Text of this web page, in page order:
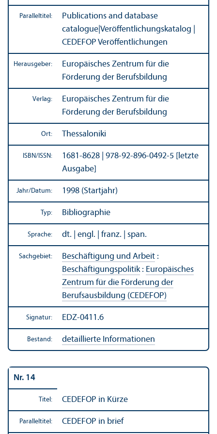
Paralleltitel:
Publications and database
catalogue Veröffentlichungs­katalog |
CEDEFOP Veröffentlichungen
Herausgeber:
Europäisches Zentrum für die
Förderung der Berufsbildung
Verlag:
Europäisches Zentrum für die
Förderung der Berufsbildung
Ort: Thessaloniki
ISBN/ISSN:
1681-8628 | 978-92-896-0492-5 [letzte
Ausgabe]
Jahr/Datum: 1998 (Startjahr)
Typ: Bibliographie
Sprache: dt. | engl. | franz. | span.
Sachgebiet: Beschäftigung und Arbeit :
Beschäftigungs­politik: Europäisches
Zentrum für die Förderung der
Berufsausbildung (CEDEFOP)
Signatur: EDZ-0411.6
Bestand: detaillierte Informationen
Nr. 14
Titel: CEDEFOP in Kürze
Paralleltitel: CEDEFOP in brief